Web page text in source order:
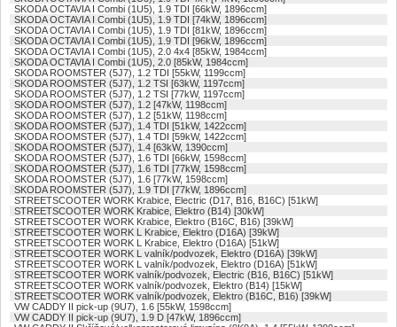
SKODA OCTAVIA I Combi (1U5), 1.9 TDI [66kW, 1896ccm]
SKODA OCTAVIA I Combi (1U5), 1.9 TDI [74kW, 1896ccm]
SKODA OCTAVIA I Combi (1U5), 1.9 TDI [81kW, 1896ccm]
SKODA OCTAVIA I Combi (1U5), 1.9 TDI [96kW, 1896ccm]
SKODA OCTAVIA I Combi (1U5), 2.0 4x4 [85kW, 1984ccm]
SKODA OCTAVIA I Combi (1U5), 2.0 [85kW, 1984ccm]
SKODA ROOMSTER (5J7), 1.2 TDI [55kW, 1199ccm]
SKODA ROOMSTER (5J7), 1.2 TSI [63kW, 1197ccm]
SKODA ROOMSTER (5J7), 1.2 TSI [77kW, 1197ccm]
SKODA ROOMSTER (5J7), 1.2 [47kW, 1198ccm]
SKODA ROOMSTER (5J7), 1.2 [51kW, 1198ccm]
SKODA ROOMSTER (5J7), 1.4 TDI [51kW, 1422ccm]
SKODA ROOMSTER (5J7), 1.4 TDI [59kW, 1422ccm]
SKODA ROOMSTER (5J7), 1.4 [63kW, 1390ccm]
SKODA ROOMSTER (5J7), 1.6 TDI [66kW, 1598ccm]
SKODA ROOMSTER (5J7), 1.6 TDI [77kW, 1598ccm]
SKODA ROOMSTER (5J7), 1.6 [77kW, 1598ccm]
SKODA ROOMSTER (5J7), 1.9 TDI [77kW, 1896ccm]
STREETSCOOTER WORK Krabice, Electric (D17, B16, B16C) [51kW]
STREETSCOOTER WORK Krabice, Elektro (B14) [30kW]
STREETSCOOTER WORK Krabice, Elektro (B16C, B16) [39kW]
STREETSCOOTER WORK L Krabice, Elektro (D16A) [39kW]
STREETSCOOTER WORK L Krabice, Elektro (D16A) [51kW]
STREETSCOOTER WORK L valník/podvozek, Elektro (D16A) [39kW]
STREETSCOOTER WORK L valník/podvozek, Elektro (D16A) [51kW]
STREETSCOOTER WORK valník/podvozek, Electric (B16, B16C) [51kW]
STREETSCOOTER WORK valník/podvozek, Elektro (B14) [15kW]
STREETSCOOTER WORK valník/podvozek, Elektro (B16C, B16) [39kW]
VW CADDY II pick-up (9U7), 1.6 [55kW, 1598ccm]
VW CADDY II pick-up (9U7), 1.9 D [47kW, 1896ccm]